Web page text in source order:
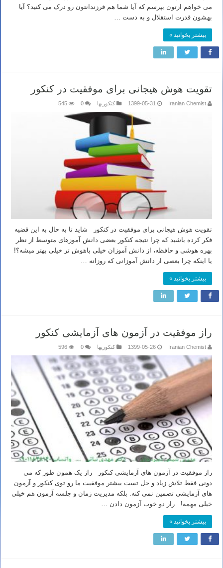
می خواهم ازتون بپرسم که آیا شما هم فرزندانتون رو درک می کنید؟ آیا
بهشون قدرت استقلال و به دست …
بیشتر بخوانید »
تقویت هوش هیجانی برای موفقیت در کنکور
Iranian Chemist
1399-05-31 کنکوریها 0
545
تقویت هوش هیجانی برای موفقیت در کنکور شاید تا به حال به این قضیه
فکر کرده باشید که چرا نتیجه کنکور بعضی دانش آموزهای متوسط از نظر
بهره هوشی و حافظه، از دانش آموزان خیلی باهوش تر خیلی بهتر میشه؟!
یا اینکه چرا بعضی از دانش آموزانی که روزانه …
بیشتر بخوانید »
راز موفقیت در آزمون های آزمایشی کنکور
Iranian Chemist
1399-05-26 کنکوریها 0
596
راز موفقیت در آزمون های آزمایشی کنکور راز یک همون طور که می
دونی فقط تلاش زیاد و حل تست بیشتر موفقیت ما رو توی کنکور و آزمون
های آزمایشی تضمین نمی کنه. بلکه مدیریت زمان و جلسه آزمون هم خیلی
خیلی مهمه! راز دو خوب آزمون دادن …
بیشتر بخوانید »